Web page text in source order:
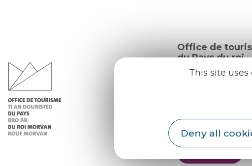
This site
Deny all
Office de
du Pays du roi
Morvan
Our